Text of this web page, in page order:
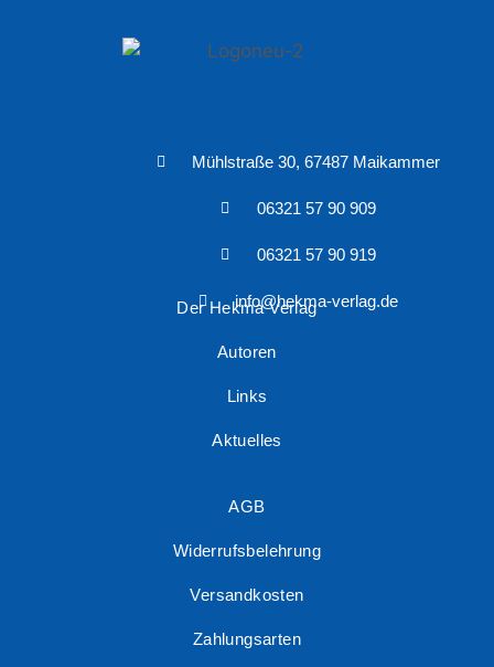
Mühlstraße 30, 67487 Maikammer
06321 57 90 909
06321 57 90 919
info@hekma-verlag.de
Der Hekma Verlag
Autoren
Links
Aktuelles
AGB
Widerrufsbelehrung
Versandkosten
Zahlungsarten